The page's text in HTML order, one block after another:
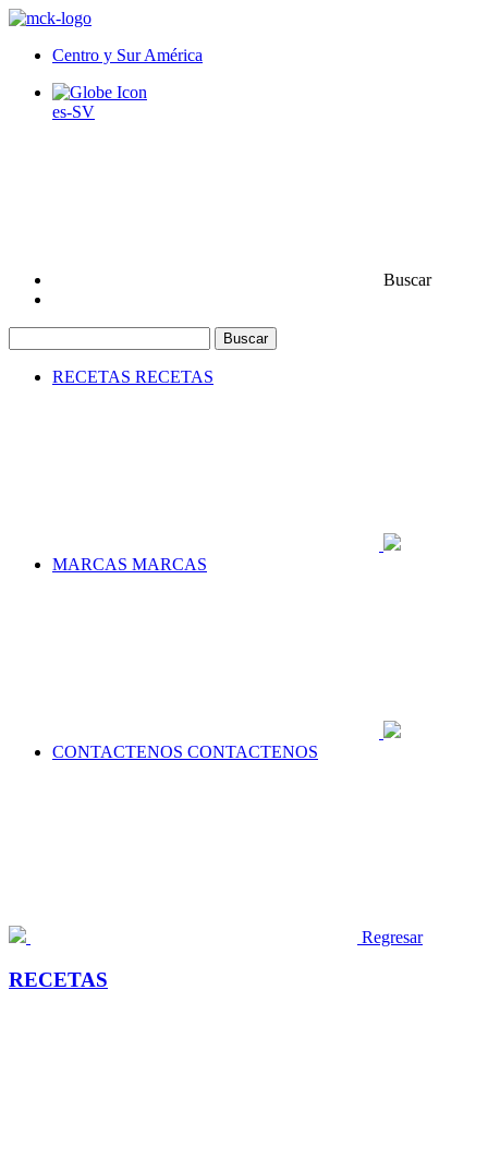
Centro y Sur América
es-SV
Buscar
Buscar
RECETAS RECETAS
MARCAS MARCAS
CONTACTENOS CONTACTENOS
Regresar
RECETAS